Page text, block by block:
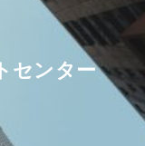
センター